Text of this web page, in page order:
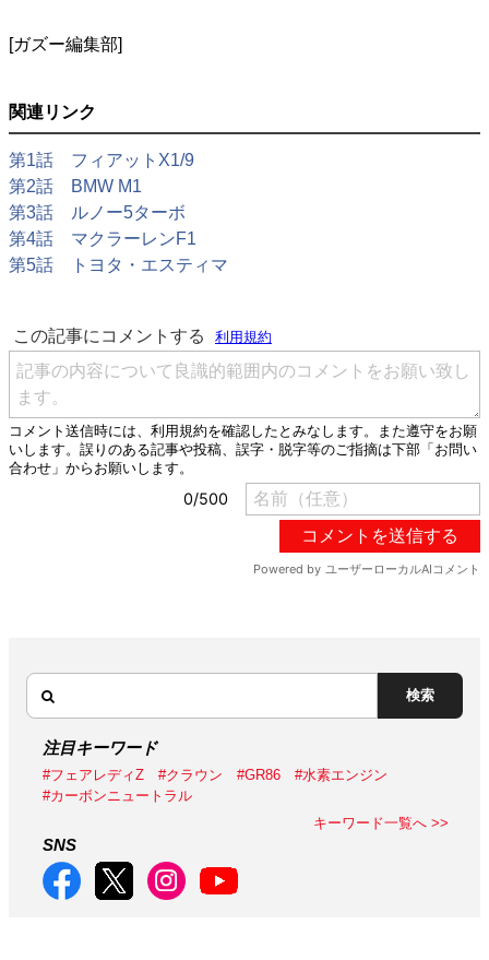
[ガズー編集部]
関連リンク
第1話 フィアットX1/9
第2話 BMW M1
第3話 ルノー5ターボ
第4話 マクラーレンF1
第5話 トヨタ・エスティマ
検索
注目キーワード
#フェアレディZ #クラウン #GR86
#水素エンジン
#カーボンニュートラル
キーワード一覧へ >>
SNS